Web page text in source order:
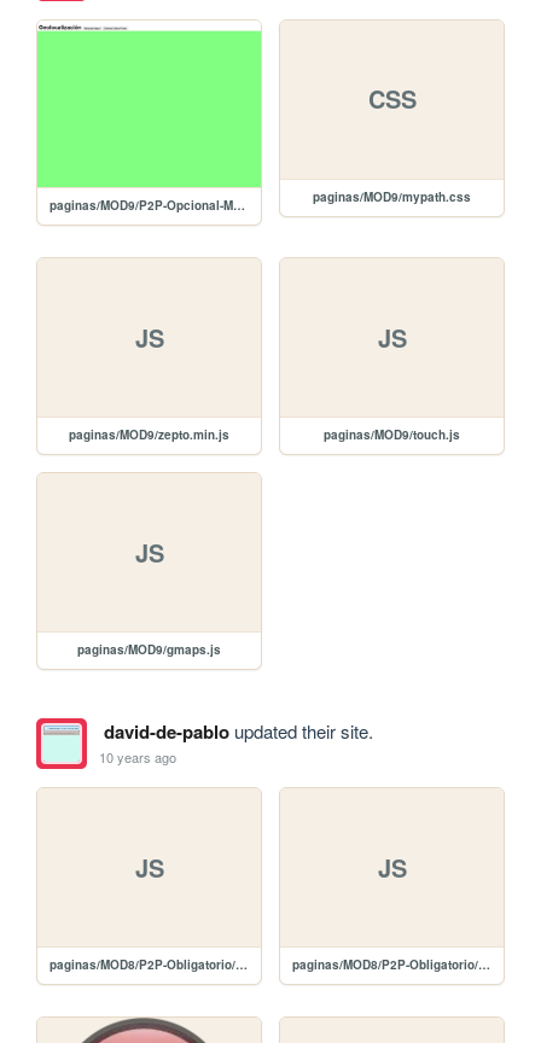
paginas/MOD9/P2P-Opcional-Mod9
CSS
paginas/MOD9/mypath.css
JS
paginas/MOD9/zepto.min.js
JS
paginas/MOD9/touch.js
JS
paginas/MOD9/gmaps.js
david-de-pabloupdated their site.
10 years ago
JS
paginas/MOD8/P2P-Obligatorio/javascript/jquery-2.1.4.min.js
JS
paginas/MOD8/P2P-Obligatorio/javascript/galeria.js